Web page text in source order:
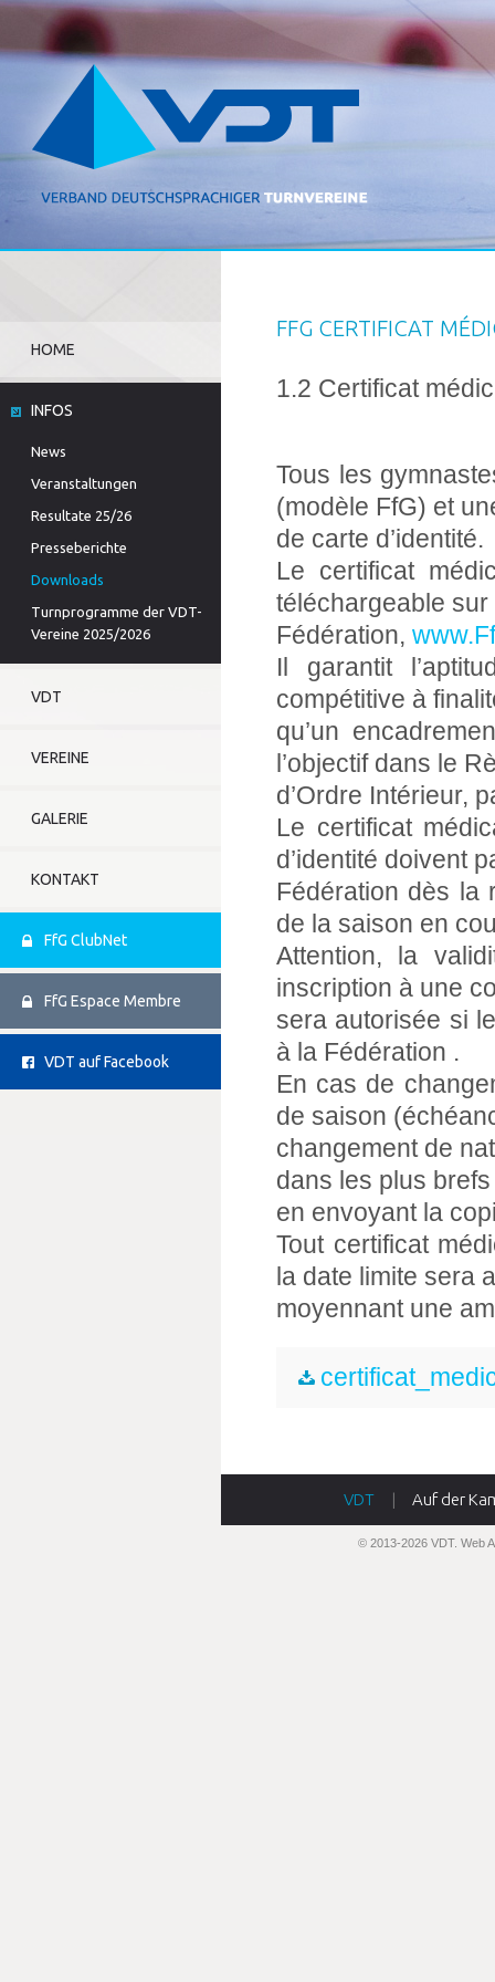
HOME
INFOS
News
Veranstaltungen
Resultate 25/26
Presseberichte
Downloads
Turnprogramme der VDT-
Vereine 2025/2026
VDT
VEREINE
GALERIE
KONTAKT
FfG ClubNet
FfG Espace Membre
VDT auf Facebook
FFG CERTIFICAT
1.2 Certificat
Tous les
(modèle FfG) et
de carte d’identité.
Le certificat
téléchargeable sur
Fédération,
Il garantit
compétitive à
qu’un
l’objectif dans le
d’Ordre Intérieur,
Le certificat
d’identité doivent
Fédération dès la
de la saison en
Attention, la
inscription à une
sera autorisée si
à la Fédération .
En cas de
de saison
changement de
dans les plus
en envoyant la
Tout certificat
la date limite sera
moyennant une
VDT | Auf der
© 2013-2026 VDT. Web